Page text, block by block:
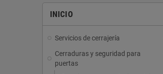
INICIO
Servicios de cerrajería
Cerraduras y seguridad para
puertas